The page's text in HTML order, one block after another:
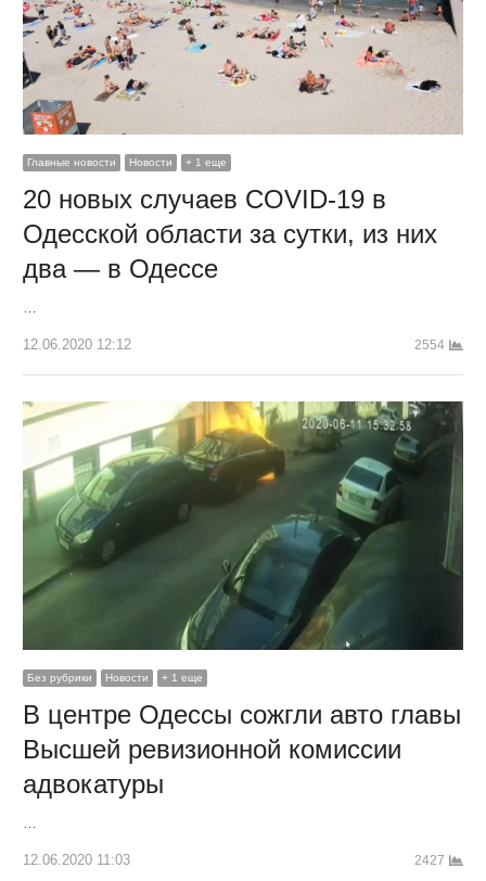
Главные новости Новости + 1 еще
20 новых случаев COVID-19 в
Одесской области за сутки, из них
два — в Одессе
…
12.06.2020 12:12 2554
Без рубрики Новости + 1 еще
В центре Одессы сожгли авто главы
Высшей ревизионной комиссии
адвокатуры
12.06.2020 11:03 2427